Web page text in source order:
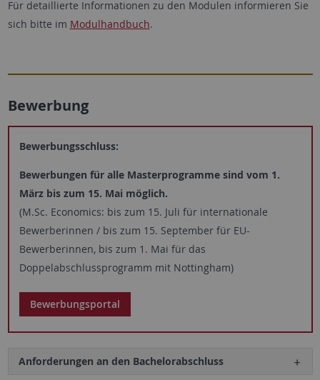
Für detaillierte Informationen zu den Modulen informieren Sie
sich bitte im Modulhandbuch.
Bewerbung
Bewerbungsschluss:
Bewerbungen für alle Masterprogramme sind vom 1.
März bis zum 15. Mai möglich.
(M.Sc. Economics: bis zum 15. Juli für internationale
Bewerberinnen / bis zum 15. September für EU-
Bewerberinnen, bis zum 1. Mai für das
Doppelabschlussprogramm mit Nottingham)
Bewerbungsportal
Anforderungen an den Bachelorabschluss